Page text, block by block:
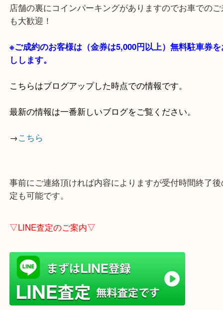
・当店の特徴
貴金属・ブランドなどの他にも鉄道模型・骨董品・
で業界最多の買取品目数で使わなくなったお品物を
全国1,100店舗以上で展開中の買取大吉！
店舗の裏にコインパーキングがありますのでお車で
※ご成約のお客様は（金券は5,000円以上）無料駐車
しします。
こちらはブログアップした時点での情報です。
最新の情報は一番新しいブログをご覧ください。
→こちら